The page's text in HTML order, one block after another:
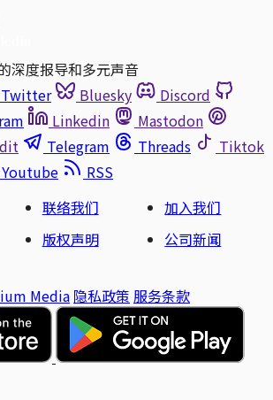
深度报导和多元声音
Twitter Bluesky
Discord
Linkedin
Mastodon
Telegram Threads
Tiktok
Youtube
RSS
联络我们
加入我们
版权声明
公司新闻
Media 隐私政策 服务条款